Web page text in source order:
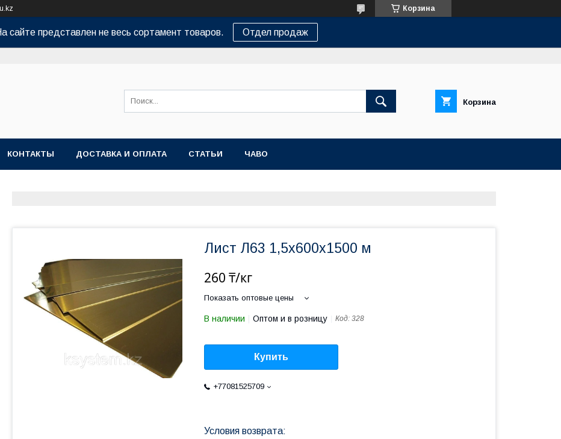
Корзина
сайте представлен не весь сортамент товаров. Отдел продаж
Корзина
КОНТАКТЫ ДОСТАВКА И ОПЛАТА СТАТЬИ ЧАВО
Лист Л63 1,5х600х1500 м
260 ₸/кг
Показать оптовые цены
В наличии Оптом и в розницу Код: 328
Купить
+77081525709